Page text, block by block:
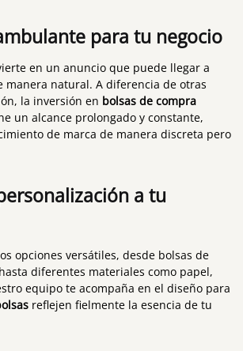
para tu negocio
en un anuncio que puede llegar a
manera natural. A diferencia de otras
la inversión en bolsas de compra
un alcance prolongado y constante,
de marca de manera discreta pero
a tu
opciones versátiles, desde bolsas de
diferentes materiales como papel,
equipo te acompaña en el diseño para
reflejen fielmente la esencia de tu